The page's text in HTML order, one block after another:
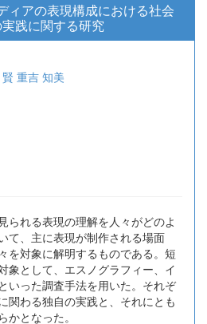
ィアの表現構成における社会
践に関する研究
重吉 知美
られる表現の理解を人々がどのよ
て、主に表現が制作される場面
を対象に解明するものである。短
象として、エスノグラフィー、イ
いった調査手法を用いた。それぞ
関わる独自の実践と、それにとも
かとなった。